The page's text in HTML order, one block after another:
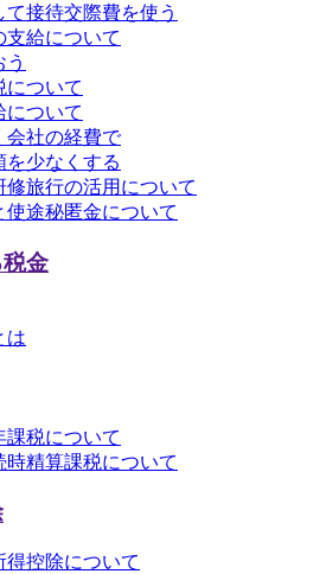
接待交際費を使う
支給について
について
について
会社の経費で
を少なくする
修旅行の活用について
使途秘匿金について
金
は
課税について
時精算課税について
得控除について